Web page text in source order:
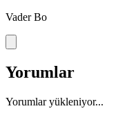
Vader Bo
Yorumlar
Yorumlar yükleniyor...